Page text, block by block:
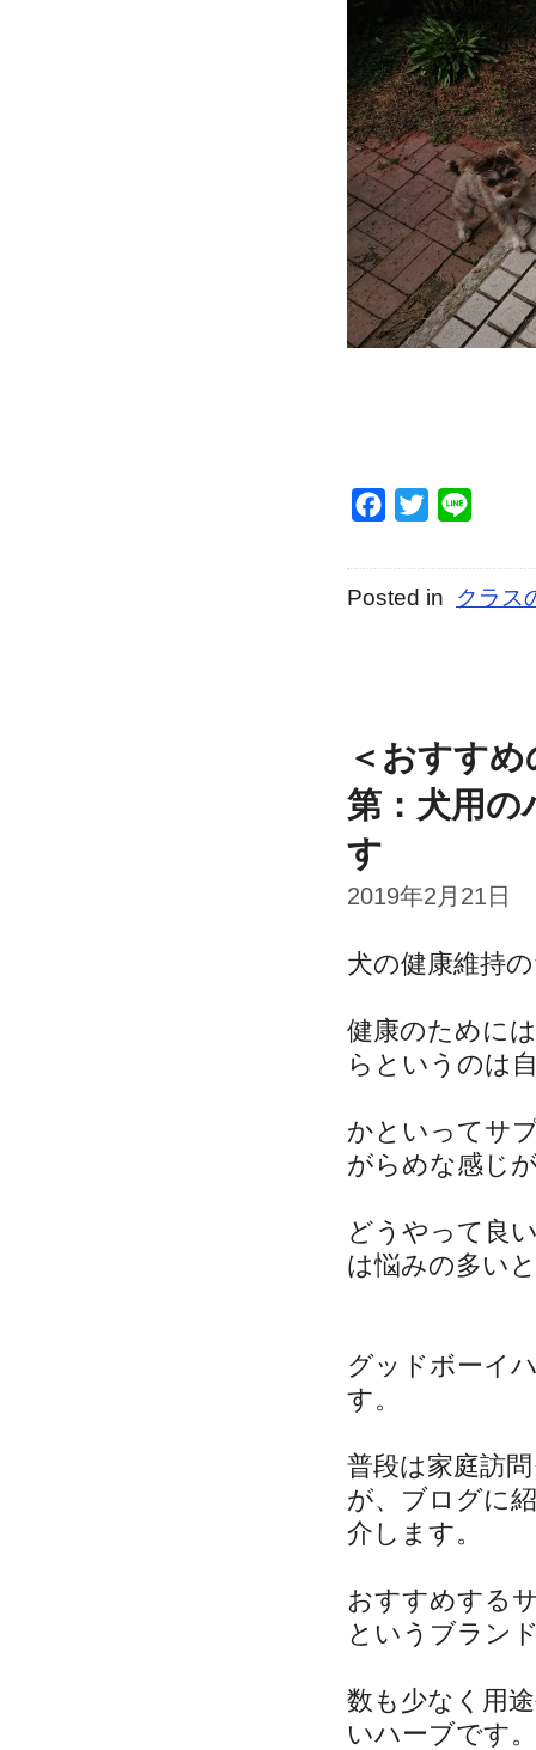
Facebook
Twitter
Posted in クラス
＜おすす
第：犬用の
す
2019年2月21日
犬の健康維持
健康のために
らというのは
かといってサ
がらめな感じ
どうやって良
は悩みの多い
グッドボーイ
す。
普段は家庭訪
が、ブログに
介します。
おすすめする
というブラン
数も少なく用
いハーブです。